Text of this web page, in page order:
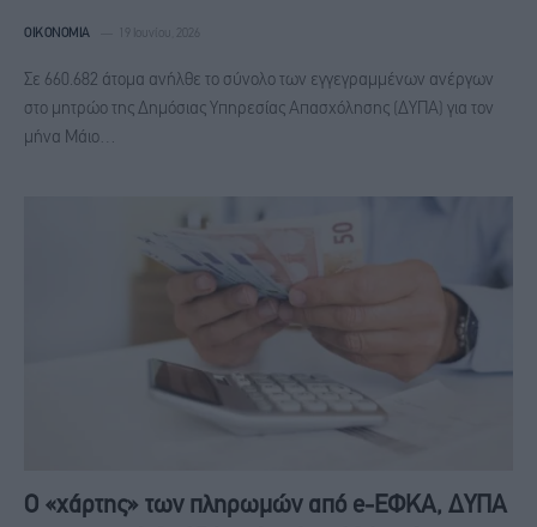
ΟΙΚΟΝΟΜΊΑ 19 Ιουνίου, 2026
Σε 660.682 άτομα ανήλθε το σύνολο των εγγεγραμμένων ανέργων
στο μητρώο της Δημόσιας Υπηρεσίας Απασχόλησης (ΔΥΠΑ) για τον
μήνα Μάιο…
Ο «χάρτης» των πληρωμών από e-ΕΦΚΑ, ΔΥΠΑ